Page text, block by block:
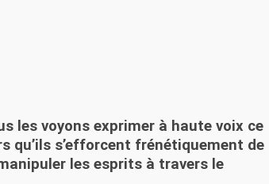
les voyons exprimer à haute voix ce
qu’ils s’efforcent frénétiquement de
les esprits à travers le